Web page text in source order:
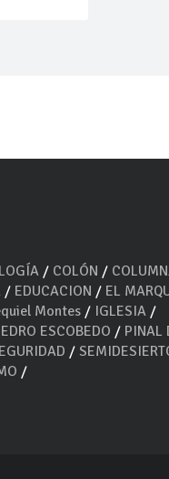
/ COLÓN /
/ EDUCACION / EL
Montes/ IGLESIA/
ESCOBEDO / PINAL
/
/